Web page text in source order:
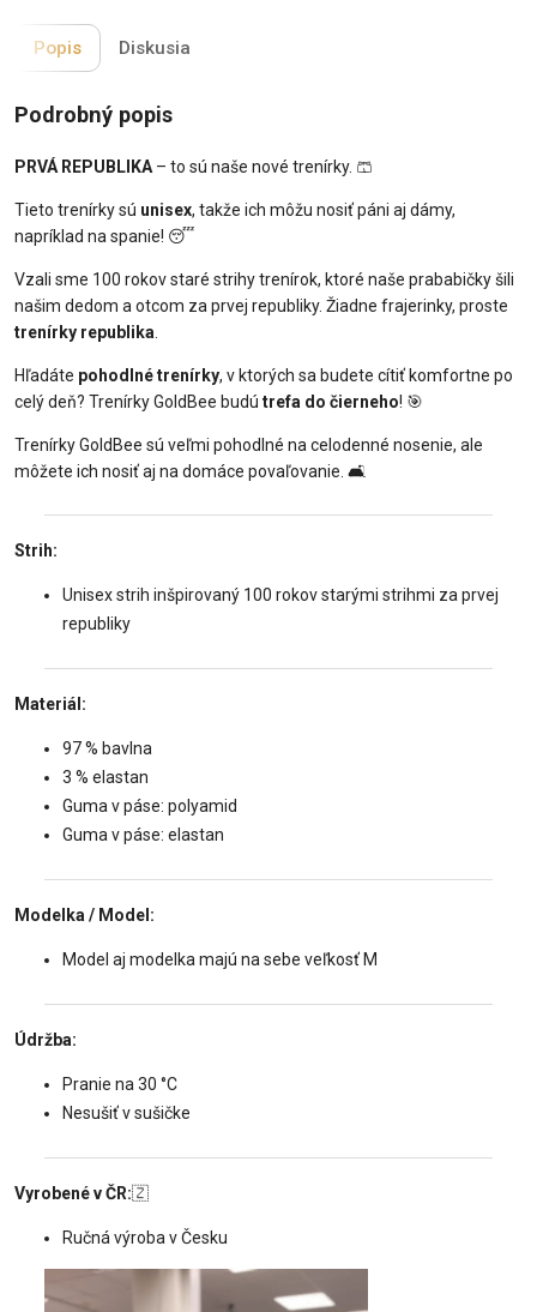
Popis Diskusia
Podrobný popis
PRVÁ REPUBLIKA – to sú naše nové trenírky. 🩳
Tieto trenírky sú unisex, takže ich môžu nosiť páni aj dámy,
napríklad na spanie! 😴
Vzali sme 100 rokov staré strihy trenírok, ktoré naše prababičky šili
našim dedom a otcom za prvej republiky. Žiadne frajerinky, proste
trenírky republika
Hľadáte pohodlné trenírky, v ktorých sa budete cítiť komfortne po
celý deň? Trenírky GoldBee budú trefa do čierneho! 🎯
Trenírky GoldBee sú veľmi pohodlné na celodenné nosenie, ale
môžete ich nosiť aj na domáce povaľovanie. 🛋️
Strih:
Unisex strih inšpirovaný 100 rokov starými strihmi za prvej
republiky
Materiál:
97 % bavlna
3 % elastan
Guma v páse: polyamid
Guma v páse: elastan
Modelka / Model:
Model aj modelka majú na sebe veľkosť M
Údržba:
Pranie na 30 °C
Nesušiť v sušičke
Vyrobené v ČR:🇿
Ručná výroba v Česku